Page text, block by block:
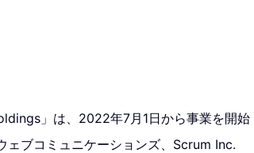
」は、2022年7月1日から事業を開始
ェブコミュニケーションズ、Scrum Inc.